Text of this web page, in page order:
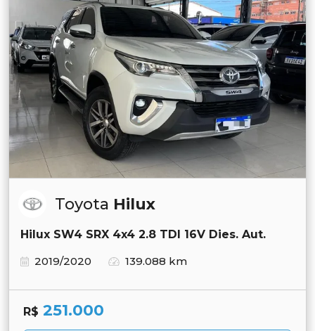
Toyota Hilux
Hilux SW4 SRX 4x4 2.8 TDI 16V Dies. Aut.
2019/2020
139.088 km
R$ 251.000